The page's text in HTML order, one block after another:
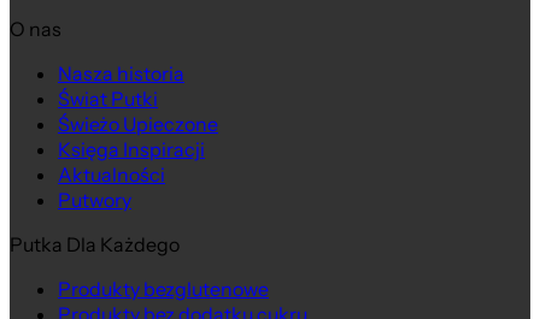
O nas
Nasza historia
Świat Putki
Świeżo Upieczone
Księga Inspiracji
Aktualności
Putwory
Putka Dla Każdego
Produkty bezglutenowe